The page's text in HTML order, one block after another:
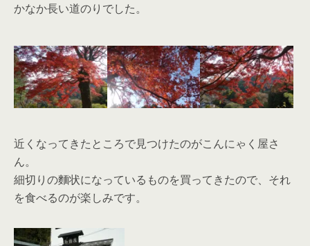
かなか長い道のりでした。
近くなってきたところで見つけたのがこんにゃく屋さ
ん。
細切りの麵状になっているものを買ってきたので、それ
を食べるのが楽しみです。